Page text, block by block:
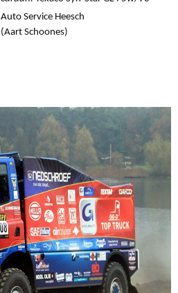
Auto Service Heesch
(Aart Schoones)